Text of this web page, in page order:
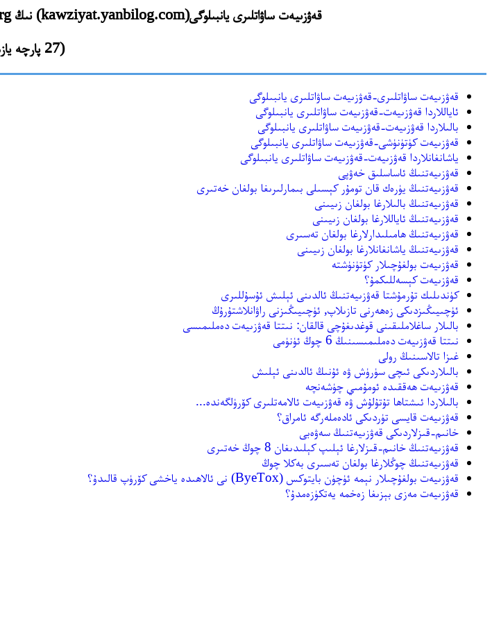
قەۋزىيەت ساۋاتلىرى يانبىلوگى(kawziyat.yanbilog.com) نىڭ https://archive.org دىن ئەسلىگە كەلتۈرۈلگەن يازمىلىرى
(27 پارچە يازما)
قەۋزىيەت ساۋاتلىرى-قەۋزىيەت ساۋاتلىرى يانبىلوگى
ئاياللاردا قەۋزىيەت-قەۋزىيەت ساۋاتلىرى يانبىلوگى
بالىلاردا قەۋزىيەت-قەۋزىيەت ساۋاتلىرى يانبىلوگى
قەۋزىيەت كۈتۈنۈشى-قەۋزىيەت ساۋاتلىرى يانبىلوگى
ياشانغانلاردا قەۋزىيەت-قەۋزىيەت ساۋاتلىرى يانبىلوگى
قەۋزىيەتنىڭ ئاساسلىق خەۋپى
قەۋزىيەتنىڭ يۈرەك قان تومۇر كېسىلى بىمارلىرىغا بولغان خەتىرى
قەۋزىيەتنىڭ بالىلارغا بولغان زىيىنى
قەۋزىيەتنىڭ ئاياللارغا بولغان زىيىنى
قەۋزىيەتنىڭ ھامىلىدارلارغا بولغان تەسىرى
قەۋزىيەتنىڭ ياشانغانلارغا بولغان زىيىنى
قەۋزىيەت بولغۇچىلار كۈتۈنۈشتە
قەۋزىيەت كېسەللىكمۇ؟
كۈندىلىك تۇرمۇشتا قەۋزىيەتنىڭ ئالدىنى ئېلىش ئۇسۇللىرى
ئۈچىيىڭىزدىكى زەھەرنى تازىلاپ, ئۈچىيىڭىزنى راۋانلاشتۇرۇڭ
بالىلار ساغلاملىقىنى قوغدىغۇچى قالقان: نىتتا قەۋزىيەت دەملىمىسى
نىتتا قەۋزىيەت دەملىمىسىنىڭ 6 چوڭ ئۈنۈمى
غىزا تالاسىنىڭ رولى
بالىلاردىكى ئىچى سۈرۈش ۋە ئۇنىڭ ئالدىنى ئېلىش
قەۋزىيەت ھەققىدە ئومۇمىي چۈشەنچە
بالىلاردا ئىشتاھا تۇتۇلۇش ۋە قەۋزىيەت ئالامەتلىرى كۆرۈلگەندە...
قەۋزىيەت قايسى تۈردىكى ئادەملەرگە ئامراق؟
خانىم-قىزلاردىكى قەۋزىيەتنىڭ سەۋەبى
قەۋزىيەتنىڭ خانىم-قىزلارغا ئېلىپ كېلىدىغان 8 چوڭ خەتىرى
قەۋزىيەتنىڭ چوڭلارغا بولغان تەسىرى بەكلا چوڭ
قەۋزىيەت بولغۇچىلار نېمە ئۈچۈن بايتوكس (ByeTox) نى ئالاھىدە ياخشى كۆرۈپ قالىدۇ؟
قەۋزىيەت مەزى بېزىغا زەخمە يەتكۈزەمدۇ؟